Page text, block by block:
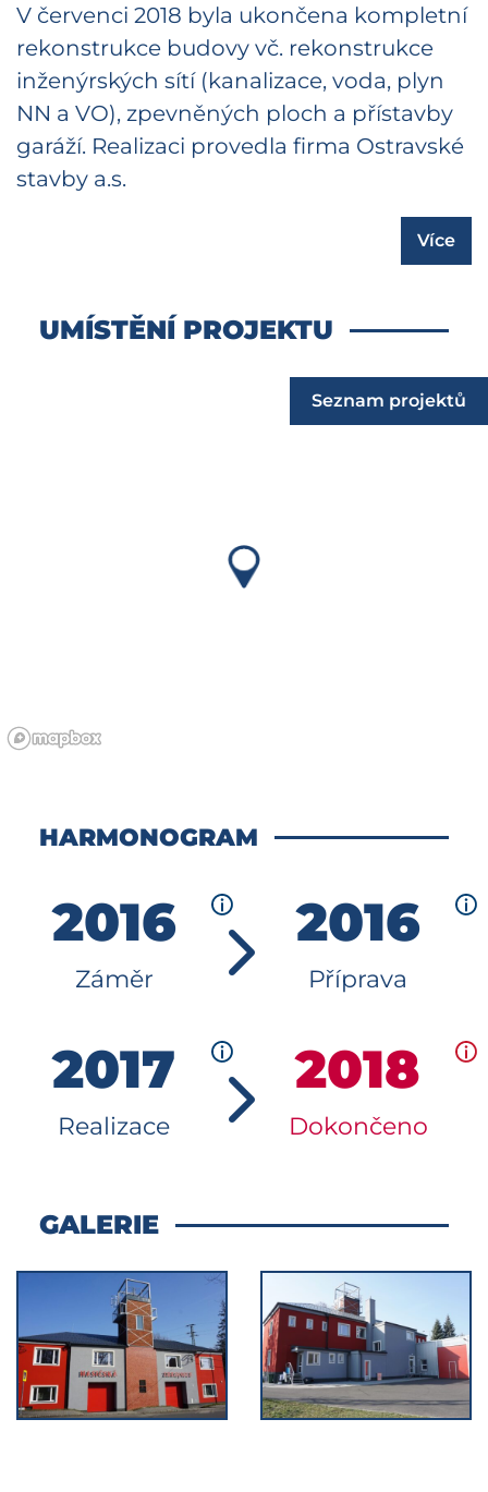
V červenci 2018 byla ukončena kompletní
rekonstrukce budovy vč. rekonstrukce
inženýrských sítí (kanalizace, voda, plyn
NN a VO), zpevněných ploch a přístavby
garáží. Realizaci provedla firma Ostravské
stavby a.s.
Více
UMÍSTĚNÍ PROJEKTU
Seznam projektů
HARMONOGRAM
2016
Záměr
2016
Příprava
2017
Realizace
2018
Dokončeno
GALERIE